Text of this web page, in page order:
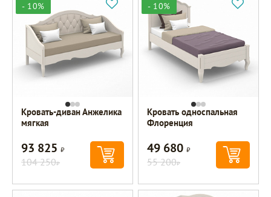
- 10%
Кровать-диван Анжелика
мягкая
93 825Р
104 250Р
- 10%
Кровать односпальная
Флоренция
49 680Р
55 200Р